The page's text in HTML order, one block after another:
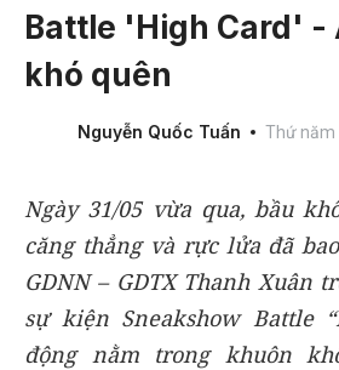
Battle 'High Card' -
khó quên
Nguyễn Quốc Tuấn Thứ năm
Ngày 31/05 vừa qua, bầu
căng thẳng và rực lửa đã
GDNN – GDTX Thanh Xuân
sự kiện Sneakshow Battle
động nằm trong khuôn